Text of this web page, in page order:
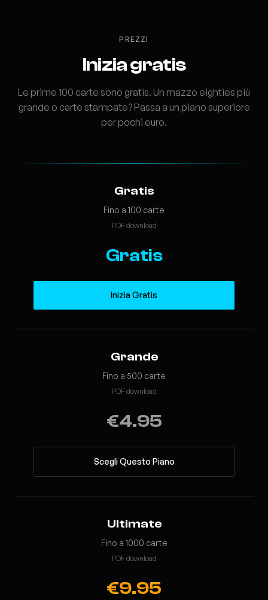
PREZZI
Inizia gratis
Le prime 100 carte sono gratis. Un mazzo eighties più
grande o carte stampate? Passa a un piano superiore
per pochi euro.
Gratis
Fino a 100 carte
PDF download
Gratis
Inizia Gratis
Grande
Fino a 500 carte
PDF download
€4.95
Scegli Questo Piano
Ultimate
Fino a 1000 carte
PDF download
€9.95